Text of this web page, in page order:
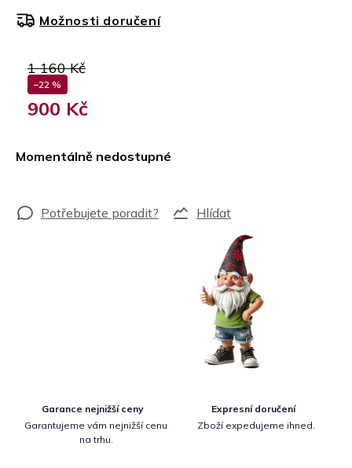
1 160 Kč
–22 %
900 Kč
Momentálně nedostupné
Možnosti doručení
Hlídat
Garance nejnižší ceny
Garantujeme vám nejnižší cenu
na trhu.
Expresní doručení
Zboží expedujeme ihned.